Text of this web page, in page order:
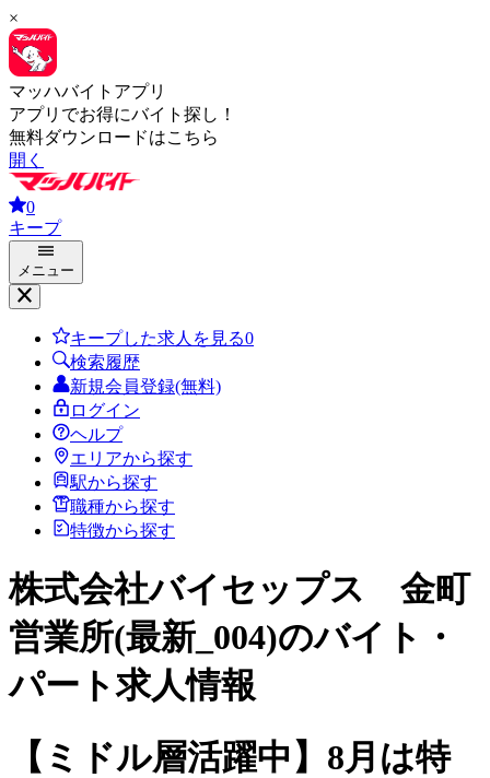
×
マッハバイトアプリ
アプリでお得にバイト探し！
無料ダウンロードはこちら
開く
0
キープ
メニュー
キープした求人を見る0
検索履歴
新規会員登録(無料)
ログイン
ヘルプ
エリアから探す
駅から探す
職種から探す
特徴から探す
株式会社バイセップス 金町
営業所(最新_004)のバイト・
パート求人情報
【ミドル層活躍中】8月は特